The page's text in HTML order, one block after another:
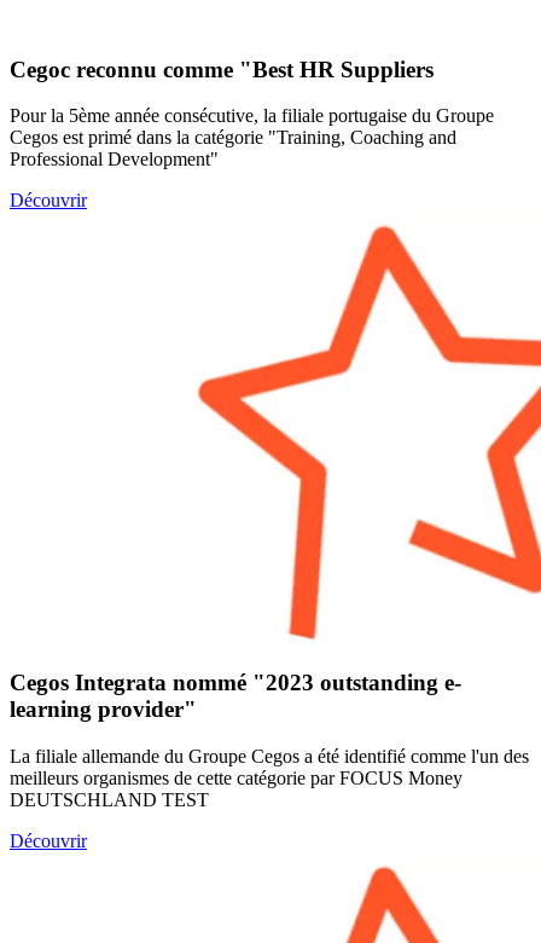
Cegoc reconnu comme "Best HR Suppliers
Pour la 5ème année consécutive, la filiale portugaise du Groupe
Cegos est primé dans la catégorie "Training, Coaching and
Professional Development"
Découvrir
Cegos Integrata nommé "2023 outstanding e-
learning provider"
La filiale allemande du Groupe Cegos a été identifié comme l'un des
meilleurs organismes de cette catégorie par FOCUS Money
DEUTSCHLAND TEST
Découvrir